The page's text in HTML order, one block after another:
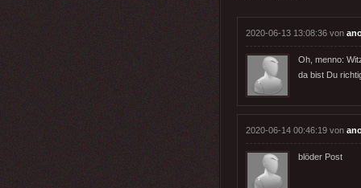
2020-06-13 13:08:36 von
Oh, menno:
da bist Du
2020-06-14 00:46:19 von
blöder Post